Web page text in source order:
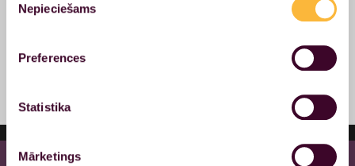
izvēle
Nepieciešams
Preferences
Statistika
Mārketings
autostāvvietu un izbaudiet drošu un ērtu
Baznīcas, Elizabetes un Dzirnavu ielas rajonā,
Satiksmes maksas autostāvvietas.